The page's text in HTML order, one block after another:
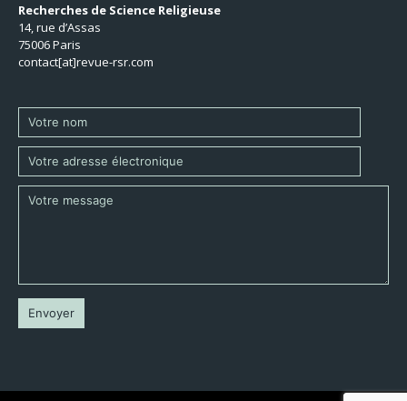
Recherches de Science Religieuse
14, rue d’Assas
75006 Paris
contact[at]revue-rsr.com